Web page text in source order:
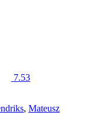
7.53
, Mateusz